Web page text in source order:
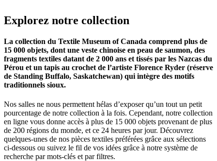
Explorez notre collection
La collection du Textile Museum of Canada comprend plus de
15 000 objets, dont une veste chinoise en peau de saumon, des
fragments textiles datant de 2 000 ans et tissés par les Nazcas du
Pérou et un tapis au crochet de l’artiste Florence Ryder (réserve
de Standing Buffalo, Saskatchewan) qui intègre des motifs
traditionnels sioux.
Nos salles ne nous permettent hélas d’exposer qu’un tout un petit
pourcentage de notre collection à la fois. Cependant, notre collection
en ligne vous donne accès à plus de 15 000 objets provenant de plus
de 200 régions du monde, et ce 24 heures par jour. Découvrez
quelques-unes de nos pièces textiles préférées grâce aux sélections
ci-dessous ou suivez le fil de vos idées grâce à notre système de
recherche par mots-clés et par filtres.